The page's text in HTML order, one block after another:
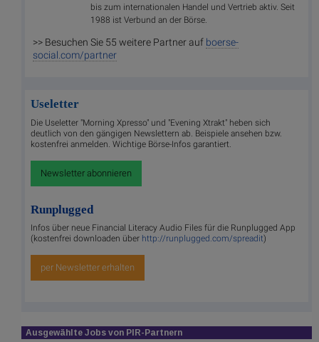
bis zum internationalen Handel und Vertrieb aktiv. Seit
1988 ist Verbund an der Börse.
>> Besuchen Sie 55 weitere Partner auf boerse-
social.com/partner
Useletter
Die Useletter "Morning Xpresso" und "Evening Xtrakt" heben sich
deutlich von den gängigen Newslettern ab. Beispiele ansehen bzw.
kostenfrei anmelden. Wichtige Börse-Infos garantiert.
Newsletter abonnieren
Runplugged
Infos über neue Financial Literacy Audio Files für die Runplugged App
(kostenfrei downloaden über http://runplugged.com/spreadit)
per Newsletter erhalten
Ausgewählte Jobs von PIR-Partnern